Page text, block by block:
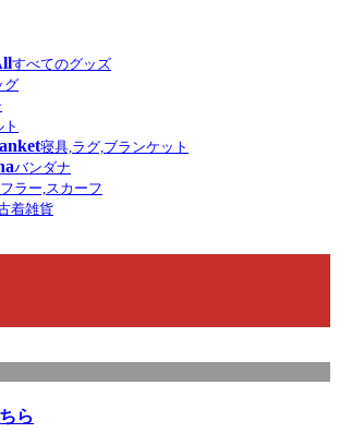
すべてのグッズ
グ
寝具,ラグ,ブランケット
バンダナ
ラー,スカーフ
着雑貨
ら